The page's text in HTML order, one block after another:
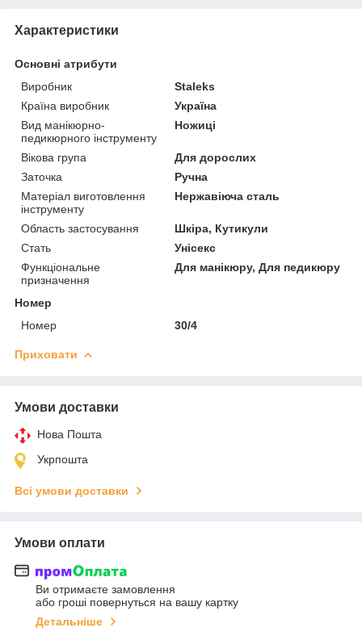
Характеристики
Основні атрибути
Виробник
Staleks
Країна виробник
Україна
Вид манікюрно-
педикюрного інструменту
Ножиці
Вікова група
Для дорослих
Заточка
Ручна
Матеріал виготовлення
інструменту
Нержавіюча сталь
Область застосування
Шкіра, Кутикули
Стать
Унісекс
Функціональне
призначення
Для манікюру, Для педикюру
Номер
Номер
30/4
Приховати
Умови доставки
Нова Пошта
Укрпошта
Всі умови доставки
Умови оплати
Ви отримаєте замовлення
або гроші повернуться на вашу картку
Детальніше